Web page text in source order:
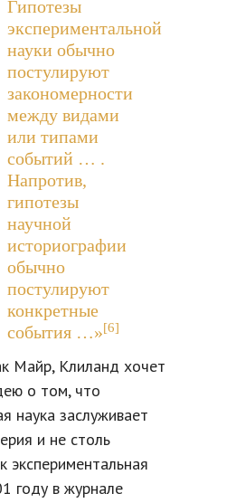
Гипотезы
экспериментальной
науки обычно
постулируют
закономерности
между видами
или типами
событий … .
Напротив,
гипотезы
научной
историографии
обычно
постулируют
конкретные
события …»[6]
Майр, Клиланд хочет
о том, что
наука заслуживает
и не столь
экспериментальная
году в журнале